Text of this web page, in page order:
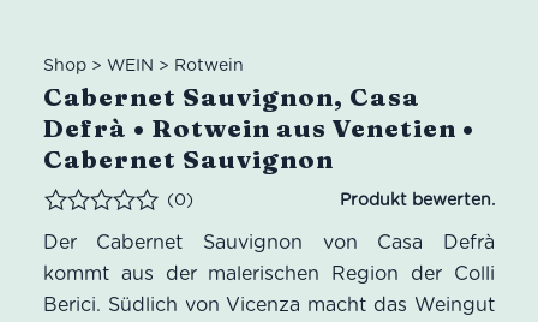
Shop> WEIN > Rotwein
Cabernet Sauvignon, Casa
Defrà • Rotwein aus Venetien •
Cabernet Sauvignon
Bewertet
(0)
Der Cabernet Sauvignon von Casa Defrà
kommt aus der malerischen Region der Colli
Berici. Südlich von Vicenza macht das Weingut